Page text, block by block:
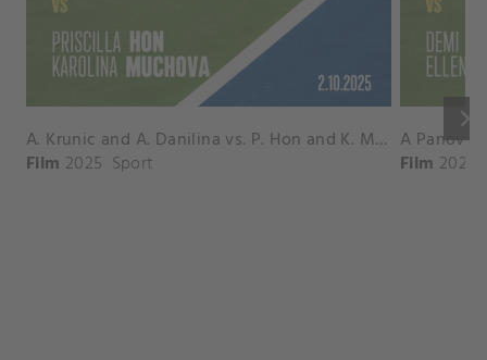
keyboard_arrow_right
A. Krunic and A. Danilina vs. P. Hon and K. Muchova Match Highlights - BEIJING_Capital Group Diamond ( October 02, 2025)
Film 2025 Sport Film 2026